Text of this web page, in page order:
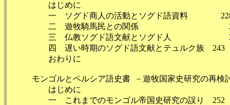
はじめに
一 ソグド商人の活動とソグド語資料
二 遊牧騎馬民との関係
三 仏教ソグド語文献とソグド人
四 遅い時期のソグド語文献とテュルク族 243
おわりに
モンゴルとペルシア語史書 －遊牧国家史研究の再
はじめに
一 これまでのモンゴル帝国史研究の誤り 252